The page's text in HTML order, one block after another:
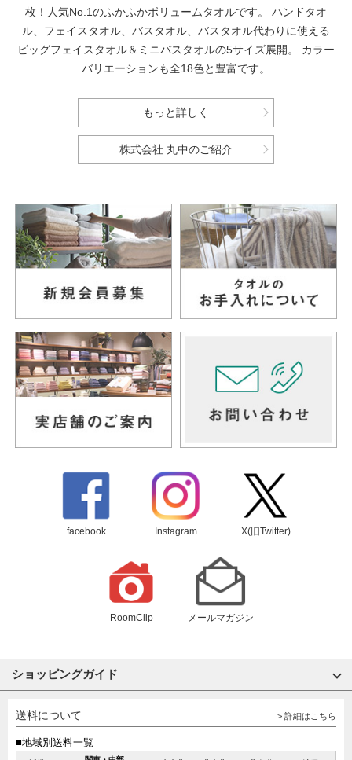
枚！人気No.1のふかふかボリュームタオルです。
ハンドタオ
ル、フェイスタオル、バスタオル、バスタオル代わりに使える
ビッグフェイスタオル＆ミニバスタオルの5サイズ展開。
カラー
バリエーションも全18色と豊富です。
もっと詳しく
株式会社 丸中のご紹介
facebook Instagram X(旧Twitter)
RoomClip メールマガジン
ショッピングガイド
送料について > 詳細はこちら
■地域別送料一覧